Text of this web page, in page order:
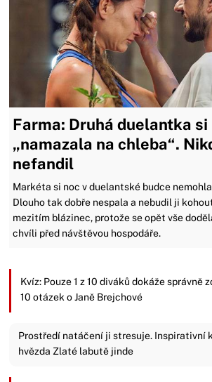
Farma: Druhá duelantka
„namazala na chleba“.
nefandil
Markéta si noc v duelantské budce
Dlouho tak dobře nespala a nebudil ji
mezitím blázinec, protože se opět vše
chvíli před návštěvou hospodáře.
Kvíz: Pouze 1 z 10 diváků dokáže správně
10 otázek o Janě Brejchové
Prostředí natáčení ji stresuje. Inspirativní
hvězda Zlaté labutě jinde